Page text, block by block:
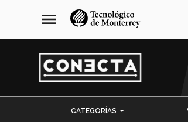
navegación
principal
menu
CATEGORÍAS